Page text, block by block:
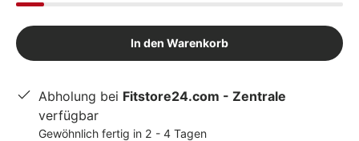
In den Warenkorb
Abholung bei Fitstore24.com - Zentrale
verfügbar
Gewöhnlich fertig in 2 - 4 Tagen